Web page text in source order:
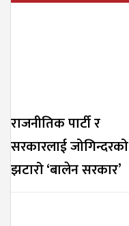
राजनीतिक पार्टी र
सरकारलाई जोगिन्दरको
झटारो ‘बालेन सरकार’